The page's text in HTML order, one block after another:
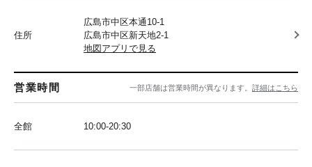
住所
広島市中区本通10-1
広島市中区新天地2-1
地図アプリで見る
営業時間 一部店舗は営業時間が異なります。 詳細はこちら
全館 10:00-20:30